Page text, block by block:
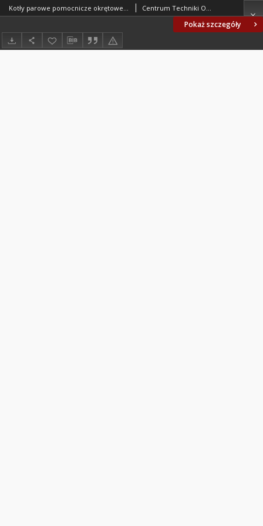
Pokaż szczegóły
Kotły parowe pomocnicze okrętowe - Podstawowe parametry BN-75/1315-01 Centrum Techniki Okrętowej w Gdańsku. Oprac.